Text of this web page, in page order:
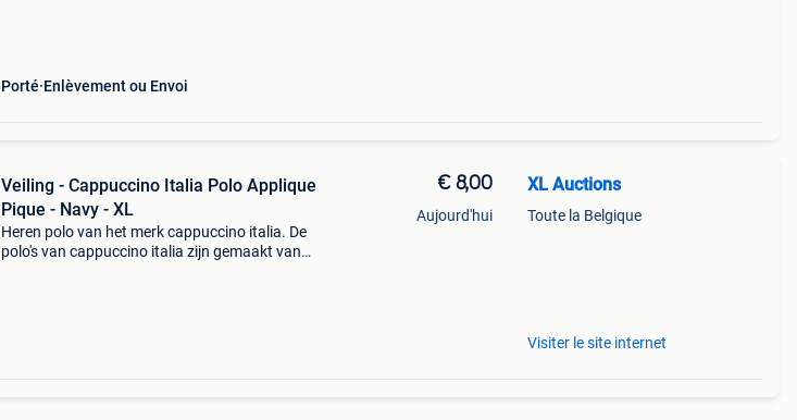
Porté Enlèvement ou Envoi
Veiling - Cappuccino Italia Polo Applique
Pique - Navy - XL
Heren polo van het merk cappuccino italia. De
polo's van cappuccino italia zijn gemaakt van
€ 8,00
Aujourd'hui
XL Auctions
Toute la Belgique
Visiter le site internet